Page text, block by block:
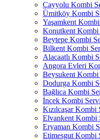
Çayyolu Kombi
Ümitköy Kombi
Yaşamkent
Konutkent Kombi
Beytepe Kombi
Bilkent Kombi
Alacaatlı Kombi
Angora Evleri
Beysukent Kombi
Dodurga Kombi
Bağlıca Kombi
İncek Kombi
Kızılcaşar Kombi
Elvankent Kombi
Eryaman Kombi
Etimesgut Kombi